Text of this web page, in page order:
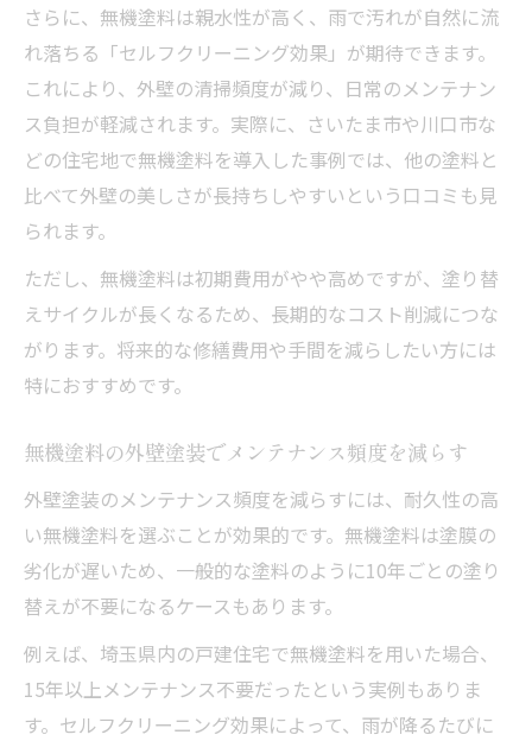
さらに、無機塗料は親水性が高く、雨で汚れが自然に流
れ落ちる「セルフクリーニング効果」が期待できます。
これにより、外壁の清掃頻度が減り、日常のメンテナン
ス負担が軽減されます。実際に、さいたま市や川口市な
どの住宅地で無機塗料を導入した事例では、他の塗料と
比べて外壁の美しさが長持ちしやすいという口コミも見
られます。
ただし、無機塗料は初期費用がやや高めですが、塗り替
えサイクルが長くなるため、長期的なコスト削減につな
がります。将来的な修繕費用や手間を減らしたい方には
特におすすめです。
無機塗料の外壁塗装でメンテナンス頻度を減らす
外壁塗装のメンテナンス頻度を減らすには、耐久性の高
い無機塗料を選ぶことが効果的です。無機塗料は塗膜の
劣化が遅いため、一般的な塗料のように10年ごとの塗り
替えが不要になるケースもあります。
例えば、埼玉県内の戸建住宅で無機塗料を用いた場合、
15年以上メンテナンス不要だったという実例もありま
す。セルフクリーニング効果によって、雨が降るたびに